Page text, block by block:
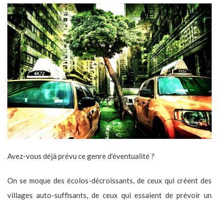
Avez-vous déjà prévu ce genre d’éventualité ?
On se moque des écolos-décroissants, de ceux qui créent des
villages auto-suffisants, de ceux qui essaient de prévoir un